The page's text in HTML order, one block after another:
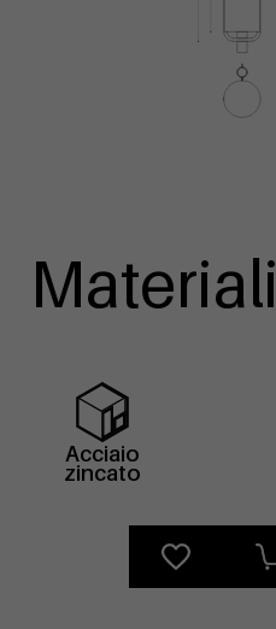
Materiali
Acciaio
zincato